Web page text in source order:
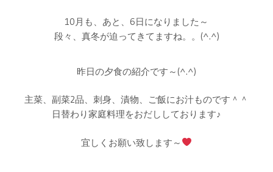
10月も、あと、6日になりました～
段々、真冬が迫ってきてますね。。(^.^)
昨日の夕食の紹介です～(^.^)
主菜、副菜2品、刺身、漬物、ご飯にお汁ものです＾＾
日替わり家庭料理をおだししております♪
宜しくお願い致します～